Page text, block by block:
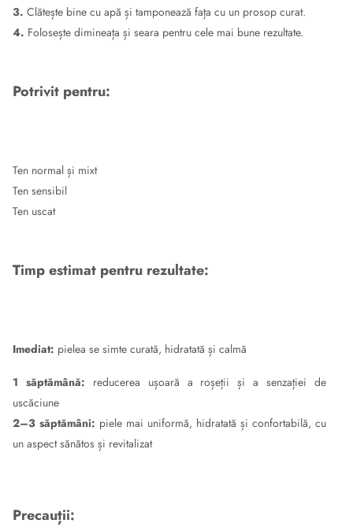
3. Clătește bine cu apă și tamponează fața cu un prosop curat.
4. Folosește dimineața și seara pentru cele mai bune rezultate.
Potrivit pentru:
Ten normal și mixt
Ten sensibil
Ten uscat
Timp estimat pentru rezultate:
Imediat: pielea se simte curată, hidratată și calmă
1 săptămână: reducerea ușoară a roșeții și a senzației de
uscăciune
2–3 săptămâni: piele mai uniformă, hidratată și confortabilă, cu
un aspect sănătos și revitalizat
Precauții: